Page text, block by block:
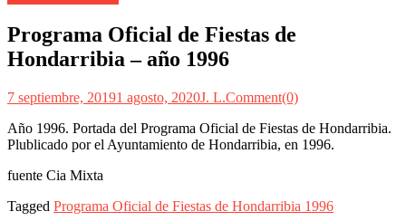
Programa Oficial de Fiestas de
Hondarribia – año 1996
7 septiembre, 20191 agosto, 2020J. L.Comment(0)
Año 1996. Portada del Programa Oficial de Fiestas de Hondarribia.
Plublicado por el Ayuntamiento de Hondarribia, en 1996.
fuente Cia Mixta
Tagged Programa Oficial de Fiestas de Hondarribia 1996